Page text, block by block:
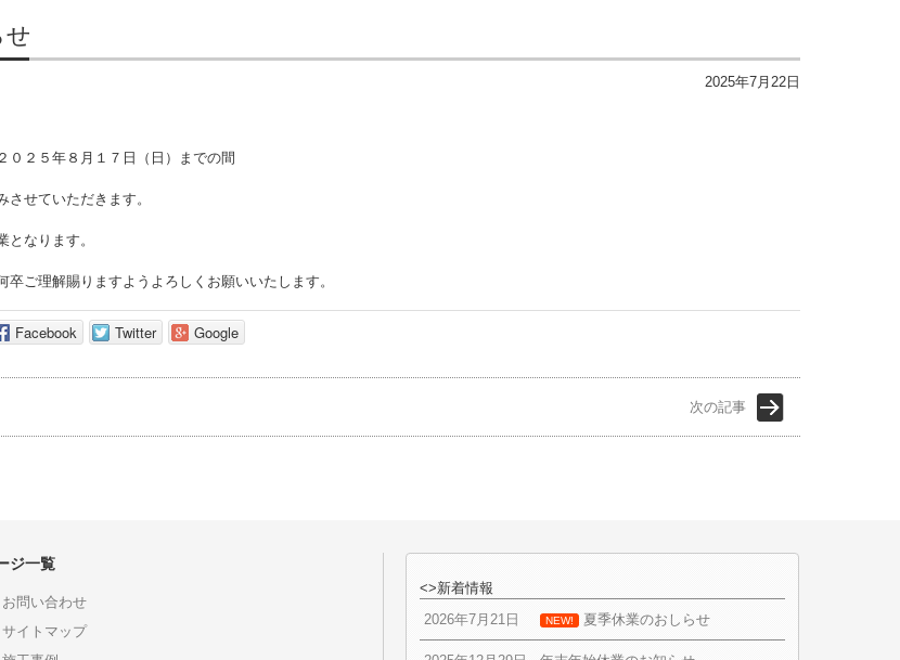
せ
2025年7月22日
０２５年８月１７日（日）までの間
せていただきます。
となります。
卒ご理解賜りますようよろしくお願いいたします。
Facebook Twitter Google
次の記事
ジ一覧
お問い合わせ
サイトマップ
<>新着情報
2026年7月21日
NEW! 夏季休業のおしらせ